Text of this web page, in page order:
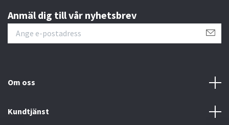
Anmäl dig till vår nyhetsbrev
Om oss
Kundtjänst